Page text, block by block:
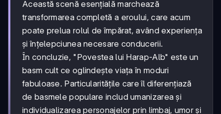
Această scenă esențială marchează
transformarea completă a eroului, care acum
poate prelua rolul de împărat, având experiența
și înțelepciunea necesare conducerii.
În concluzie, "Povestea lui Harap-Alb" este un
basm cult ce oglindește viața în moduri
fabuloase. Particularitățile care îl diferențiază
de basmele populare includ umanizarea și
individualizarea personajelor prin limbaj, umor și